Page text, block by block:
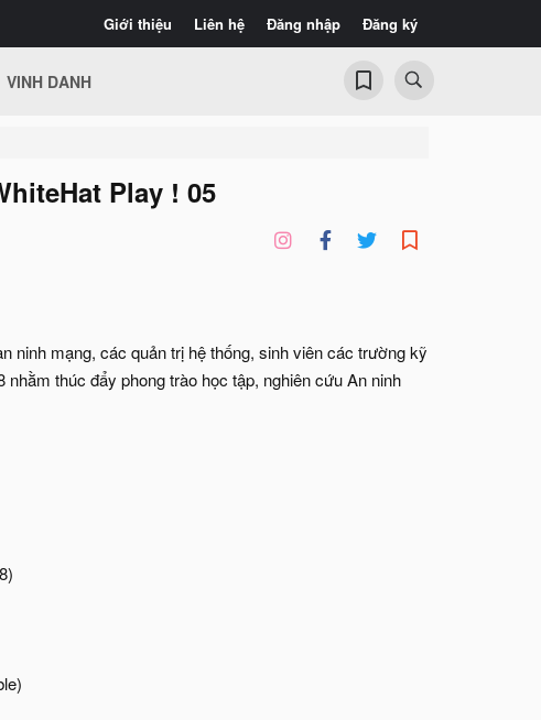
Giới thiệu Liên hệ Đăng nhập Đăng ký
VINH DANH
Play ! 05
ninh mạng, các quản trị hệ thống, sinh viên các trường kỹ
thúc đẩy phong trào học tập, nghiên cứu An ninh